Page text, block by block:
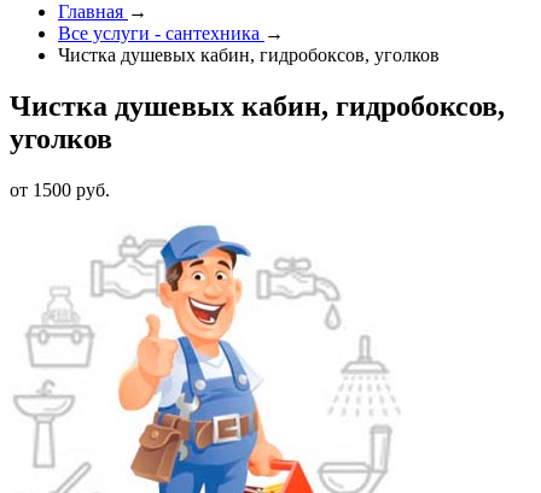
Главная →
Все услуги - cантехника →
Чистка душевых кабин, гидробоксов, уголков
Чистка душевых кабин, гидробоксов,
уголков
от 1500 руб.